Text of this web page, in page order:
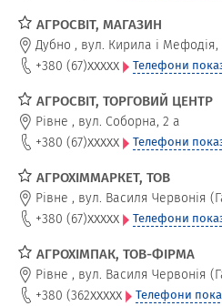
АГРОСВІТ, МАГАЗИН
Дубно , вул. Кирила і Мефодія,
+380 (67)xxxxx Телефони
АГРОСВІТ, ТОРГОВИЙ ЦЕНТР
Рівне , вул. Соборна, 2 а
+380 (67)xxxxx Телефони
АГРОХІММАРКЕТ, ТОВ
Рівне , вул. Василя Червонія
+380 (67)xxxxx Телефони
АГРОХІМПАК, ТОВ-ФІРМА
Рівне , вул. Василя Червонія
+380 (362xxxxx Телефони